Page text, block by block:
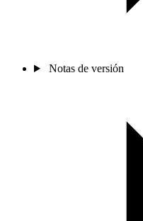
Notas de versión